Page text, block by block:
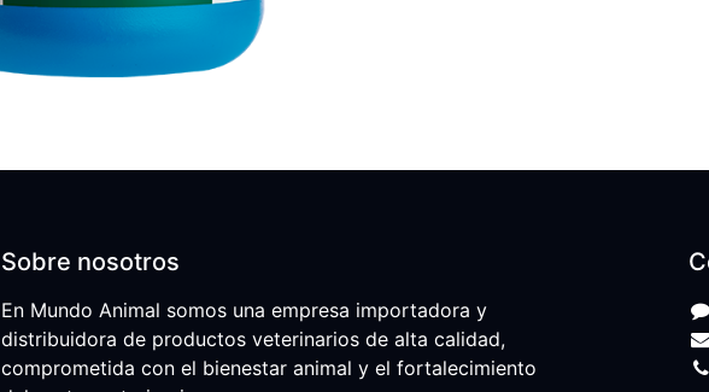
Sobre nosotros
En Mundo Animal somos una empresa importadora y
distribuidora de productos veterinarios de alta calidad,
comprometida con el bienestar animal y el fortalecimiento